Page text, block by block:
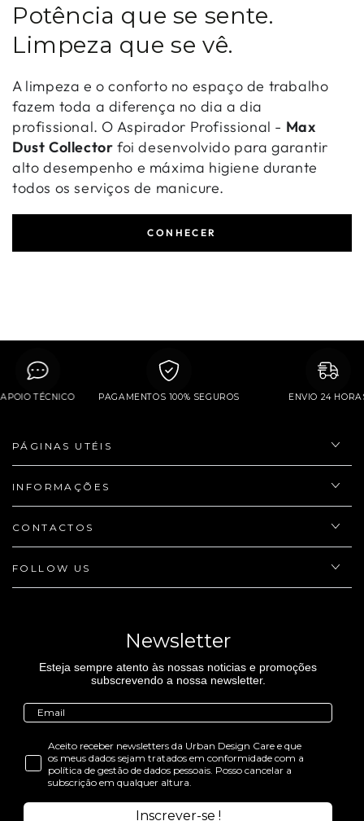
Potência que se sente.
Limpeza que se vê.
A limpeza e o conforto no espaço de trabalho
fazem toda a diferença no dia a dia
profissional. O Aspirador Profissional - Max
Dust Collector foi desenvolvido para garantir
alto desempenho e máxima higiene durante
todos os serviços de manicure.
CONHECER
APOIO TÉCNICO PAGAMENTOS 100% SEGUROS ENVIO 24
PÁGINAS UTÉIS
INFORMAÇÕES
CONTACTOS
FOLLOW US
Newsletter
Esteja sempre atento às nossas noticias e promoções
subscrevendo a nossa newsletter.
Aceito receber newsletters da Urban Design Care e que
os meus dados sejam tratados em conformidade com a
política de gestão de dados pessoais. Posso cancelar a
subscrição em qualquer altura.
Inscrever-se !